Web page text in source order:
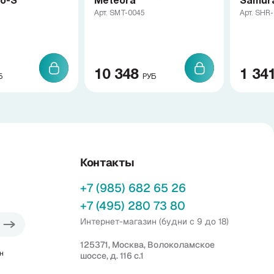
Арт. SMT-0045
10 348 РУБ
Арт.
1
Контакты
+7 (985) 682 65 26
+7 (495) 280 73 80
Интернет-магазин (будни с 9 до 18)
125371, Москва, Волоколамское
шоссе, д. 116 с.1